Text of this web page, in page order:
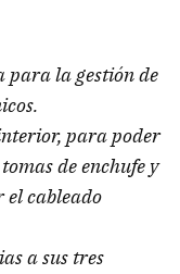
para la gestión de
para poder
de enchufe y
cableado
a sus tres